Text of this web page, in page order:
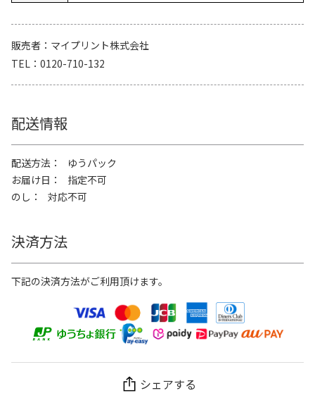
販売者
マイプリント株式会社
TEL
0120-710-132
配送情報
配送方法
ゆうパック
お届け日
指定不可
のし
対応不可
決済方法
下記の決済方法がご利用頂けます。
シェアする